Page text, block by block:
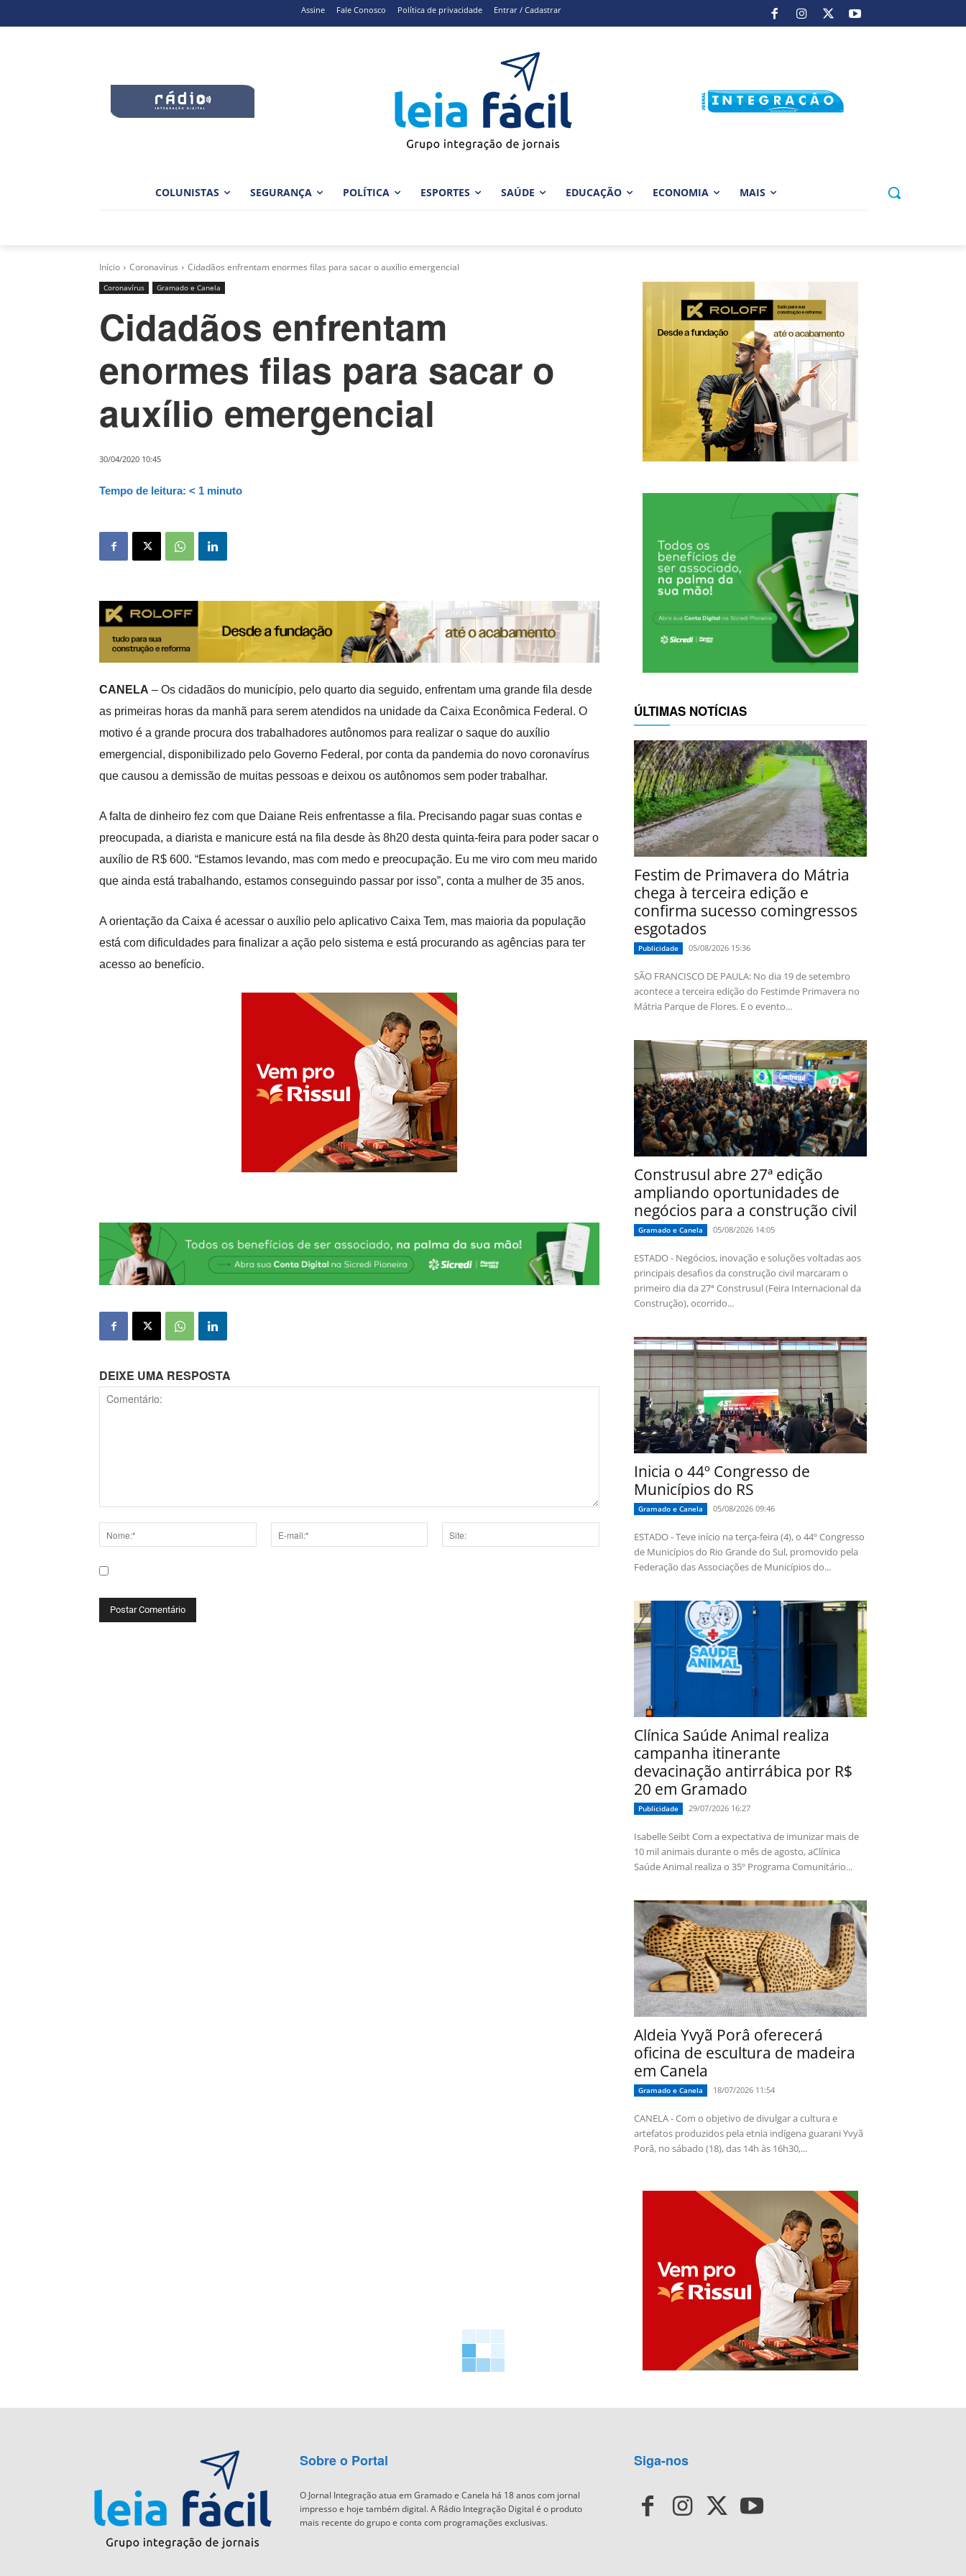
Assine Fale Conosco Política de privacidade Entrar / Cadastrar
COLUNISTAS SEGURANÇA POLÍTICA ESPORTES SAÚDE EDUCAÇÃO ECONOMIA MAIS
Início Coronavírus Cidadãos enfrentam enormes filas para sacar o auxílio emergencial
Coronavírus Gramado e Canela
Cidadãos enfrentam
enormes filas para sacar o
auxílio emergencial
30/04/2020 10:45
Tempo de leitura: < 1 minuto
CANELA – Os cidadãos do município, pelo quarto dia seguido, enfrentam uma grande fila desde
as primeiras horas da manhã para serem atendidos na unidade da Caixa Econômica Federal. O
motivo é a grande procura dos trabalhadores autônomos para realizar o saque do auxílio
emergencial, disponibilizado pelo Governo Federal, por conta da pandemia do novo coronavírus
que causou a demissão de muitas pessoas e deixou os autônomos sem poder trabalhar.
A falta de dinheiro fez com que Daiane Reis enfrentasse a fila. Precisando pagar suas contas e
preocupada, a diarista e manicure está na fila desde às 8h20 desta quinta-feira para poder sacar o
auxílio de R$ 600. “Estamos levando, mas com medo e preocupação. Eu me viro com meu marido
que ainda está trabalhando, estamos conseguindo passar por isso”, conta a mulher de 35 anos.
A orientação da Caixa é acessar o auxílio pelo aplicativo Caixa Tem, mas maioria da população
está com dificuldades para finalizar a ação pelo sistema e está procurando as agências para ter
acesso ao benefício.
DEIXE UMA RESPOSTA
ÚLTIMAS NOTÍCIAS
Festim de Primavera do Mátria
chega à terceira edição e
confirma sucesso comingressos
esgotados
Publicidade 05/08/2026 15:36
SÃO FRANCISCO DE PAULA: No dia 19 de setembro
acontece a terceira edição do Festimde Primavera no
Mátria Parque de Flores. E o evento...
Construsul abre 27ª edição
ampliando oportunidades de
negócios para a construção civil
Gramado e Canela 05/08/2026 14:05
ESTADO - Negócios, inovação e soluções voltadas aos
principais desafios da construção civil marcaram o
primeiro dia da 27ª Construsul (Feira Internacional da
Construção), ocorrido...
Inicia o 44º Congresso de
Municípios do RS
Gramado e Canela 05/08/2026 09:46
ESTADO - Teve início na terça-feira (4), o 44º Congresso
de Municípios do Rio Grande do Sul, promovido pela
Federação das Associações de Municípios do...
Clínica Saúde Animal realiza
campanha itinerante
devacinação antirrábica por R$
20 em Gramado
Publicidade 29/07/2026 16:27
Isabelle Seibt Com a expectativa de imunizar mais de
10 mil animais durante o mês de agosto, aClínica
Saúde Animal realiza o 35º Programa Comunitário...
Aldeia Yvyã Porâ oferecerá
oficina de escultura de madeira
em Canela
Gramado e Canela 18/07/2026 11:54
CANELA - Com o objetivo de divulgar a cultura e
artefatos produzidos pela etnia indígena guarani Yvyã
Porâ, no sábado (18), das 14h às 16h30,...
Sobre o Portal
O Jornal Integração atua em Gramado e Canela há 18 anos com jornal
impresso e hoje também digital. A Rádio Integração Digital é o produto
mais recente do grupo e conta com programações exclusivas.
Siga-nos